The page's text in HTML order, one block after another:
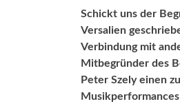
Schickt uns der
Versalien
Verbindung mit
Mitbegründer des
Peter Szely einen